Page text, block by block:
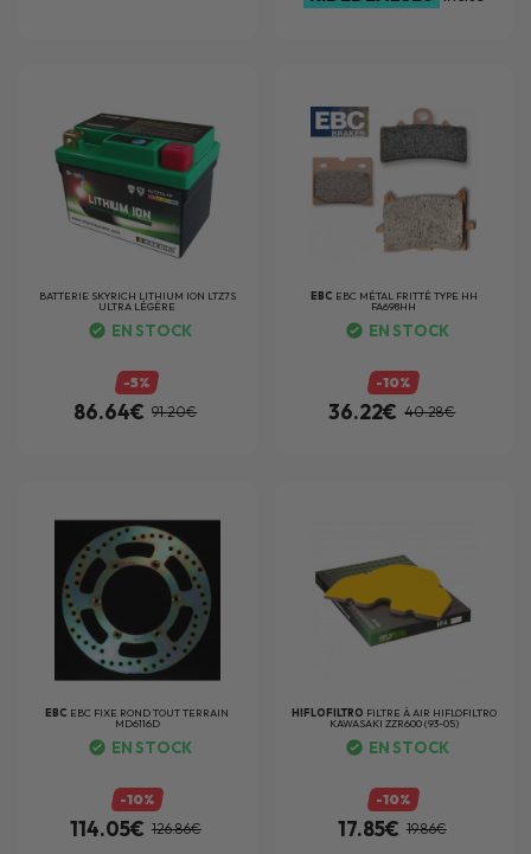
BATTERIE SKYRICH LITHIUM ION LTZ7S
ULTRA LÉGÈRE
EN STOCK
-5%
86.64€ 91.20€
EBC EBC MÉTAL FRITTÉ TYPE HH
FA698HH
EN STOCK
-10%
36.22€ 40.28€
EBC EBC FIXE ROND TOUT TERRAIN
MD6116D
EN STOCK
-10%
114.05€ 126.86€
HIFLOFILTRO FILTRE À AIR HIFLOFILTRO
KAWASAKI ZZR600 (93-05)
EN STOCK
-10%
17.85€ 19.86€